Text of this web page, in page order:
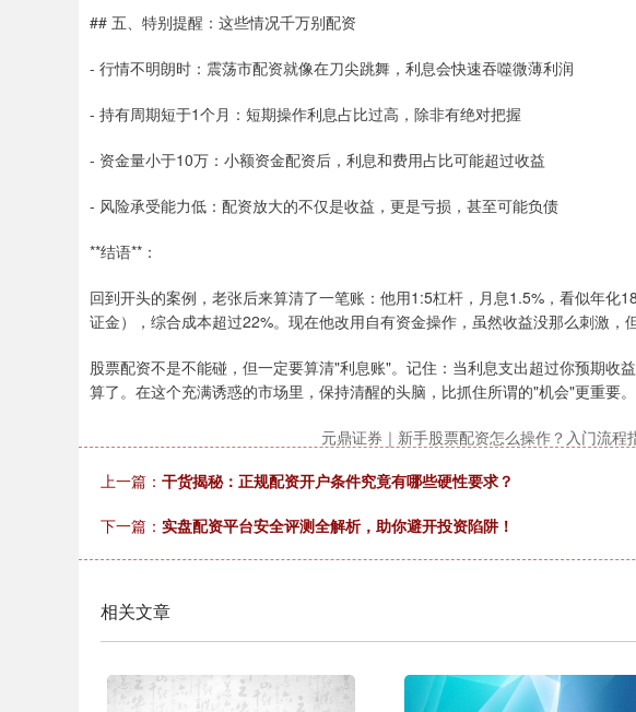
## 五、特别提醒：这些情况千万别配资
- 行情不明朗时：震荡市配资就像在刀尖跳舞，利息会快速吞噬微薄利润
- 持有周期短于1个月：短期操作利息占比过高，除非有绝对把握
- 资金量小于10万：小额资金配资后，利息和费用占比可能超过收益
- 风险承受能力低：配资放大的不仅是收益，更是亏损，甚至可能负债
**结语**：
回到开头的案例，老张后来算清了一笔账：他用1:5杠杆，月息1.5%，看似年化
证金），综合成本超过22%。现在他改用自有资金操作，虽然收益没那么刺激，
股票配资不是不能碰，但一定要算清"利息账"。记住：当利息支出超过你预期收
算了。在这个充满诱惑的市场里，保持清醒的头脑，比抓住所谓的"机会"更重要。
元鼎证券｜新手股票配资怎么操作？入门流程
上一篇： 干货揭秘：正规配资开户条件究竟有哪些硬性要求？
下一篇： 实盘配资平台安全评测全解析，助你避开投资陷阱！
相关文章